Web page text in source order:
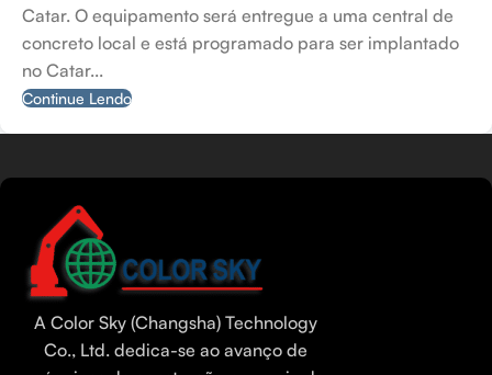
Catar. O equipamento será entregue a uma central de
concreto local e está programado para ser implantado
no Catar...
Continue Lendo
A Color Sky (Changsha) Technology
Co., Ltd. dedica-se ao avanço de
Hindi
Urdu
Tamil